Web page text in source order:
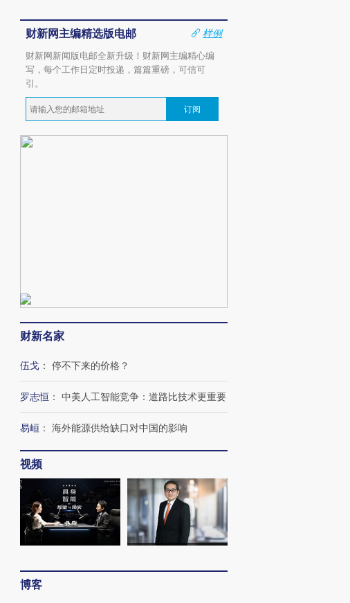
财新网主编精选版电邮
样例
财新网新闻版电邮全新升级！财新网主编精心编
写，每个工作日定时投递，篇篇重磅，可信可
引。
订阅
财新名家
伍戈 ： 停不下来的价格？
罗志恒 ： 中美人工智能竞争：道路比技术更重要
易峘 ： 海外能源供给缺口对中国的影响
视频
博客